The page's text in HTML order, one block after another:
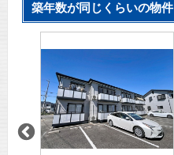
築年数が同じくらいの物件